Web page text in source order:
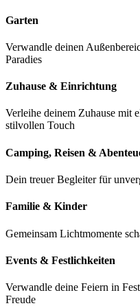
Garten
Verwandle deinen
Paradies
Zuhause & Einrichtung
Verleihe deinem Zuhause mit
stilvollen Touch
Camping, Reisen &
Dein treuer Begleiter für
Familie & Kinder
Gemeinsam Lichtmomente
Events & Festlichkeiten
Verwandle deine Feiern in
Freude